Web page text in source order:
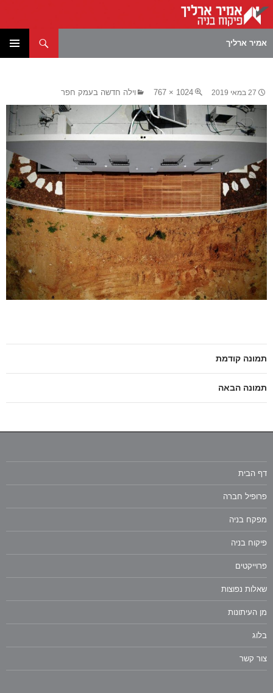
אמיר ארליך
27 במאי 2019 1024 × 767 וילה חדשה בעמק חפר
תמונה קודמת
תמונה הבאה
דף הבית
פרופיל חברה
מפקח בניה
פיקוח בניה
פרוייקטים
שאלות נפוצות
מן העיתונות
בלוג
צור קשר